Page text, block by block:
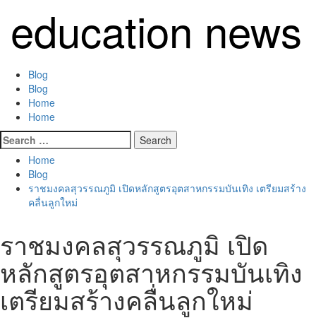
content
education news
Primary
Menu
Blog
Blog
Home
Home
Search
for:
Home
Blog
ราชมงคลสุวรรณภูมิ เปิดหลักสูตรอุตสาหกรรมบันเทิง เตรียมสร้าง
คลื่นลูกใหม่
ราชมงคลสุวรรณภูมิ เปิด
หลักสูตรอุตสาหกรรมบันเทิง
เตรียมสร้างคลื่นลูกใหม่